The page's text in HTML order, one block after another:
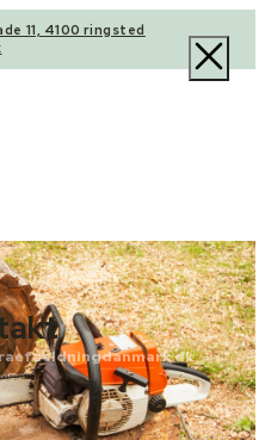
11, 4100 ringsted